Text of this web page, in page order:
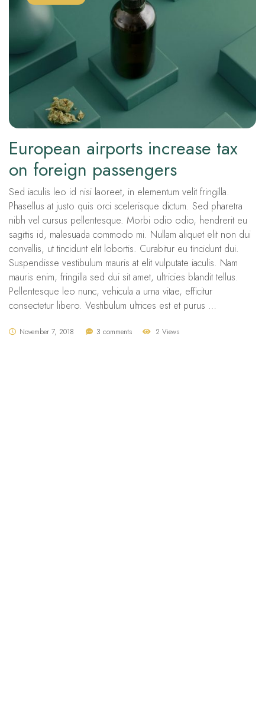
European airports increase tax
on foreign passengers
Sed iaculis leo id nisi laoreet, in elementum velit fringilla.
Phasellus at justo quis orci scelerisque dictum. Sed pharetra
nibh vel cursus pellentesque. Morbi odio odio, hendrerit eu
sagittis id, malesuada commodo mi. Nullam aliquet elit non dui
convallis, ut tincidunt elit lobortis. Curabitur eu tincidunt dui.
Suspendisse vestibulum mauris at elit vulputate iaculis. Nam
mauris enim, fringilla sed dui sit amet, ultricies blandit tellus.
Pellentesque leo nunc, vehicula a urna vitae, efficitur
consectetur libero. Vestibulum ultrices est et purus …
November 7, 2018 3 comments 2 Views